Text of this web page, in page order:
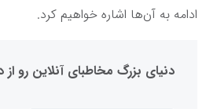
ادامه به آن‌ها اشاره خواهیم کرد.
دنیای بزرگ مخاطبای آنلاین رو